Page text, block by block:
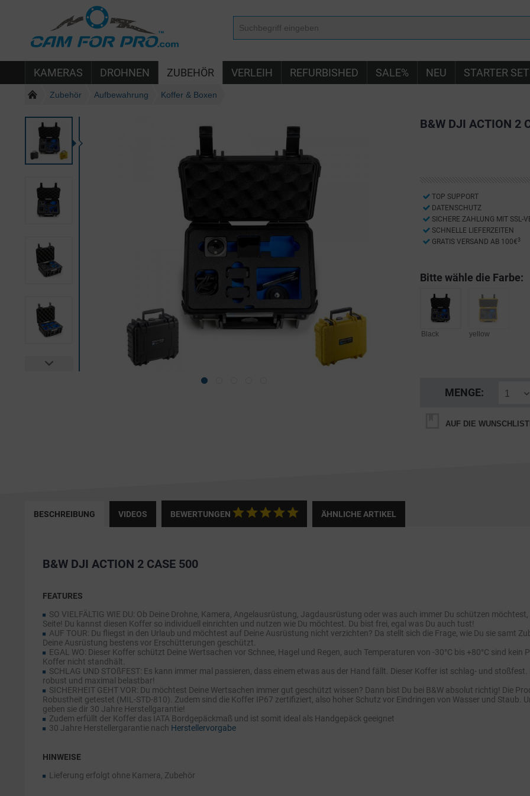
KAMERAS DROHNEN ZUBEHÖR VERLEIH REFURBISHED SALE% NEU STARTER
Zubehör Aufbewahrung Koffer & Boxen
B&W DJI ACTION 2
TOP SUPPORT
DATENSCHUTZ
SICHERE ZAHLUNG MIT SSL-
SCHNELLE LIEFERZEITEN
GRATIS VERSAND AB 100€ 3
Bitte wähle die Farbe:
Black yellow
MENGE:
AUF DIE
BESCHREIBUNG VIDEOS BEWERTUNGEN ÄHNLICHE ARTIKEL
B&W DJI ACTION 2 CASE 500
FEATURES
SO VIELFÄLTIG WIE DU: Ob Deine Drohne, Kamera, Angelausrüstung, Jagdausrüstung oder was auch immer Du schützen
Seite! Du kannst diesen Koffer so individuell einrichten und nutzen wie Du möchtest. Du bist frei, egal was Du auch tust!
AUF TOUR: Du fliegst in den Urlaub und möchtest auf Deine Ausrüstung nicht verzichten? Da stellt sich die Frage, wie Du sie samt
Deine Ausrüstung bestens vor Erschütterungen geschützt.
EGAL WO: Dieser Koffer schützt Deine Wertsachen vor Schnee, Hagel und Regen, auch Temperaturen von -30°C bis +80°C sind
Koffer nicht standhält.
SCHLAG UND STOßFEST: Es kann immer mal passieren, dass einem etwas aus der Hand fällt. Dieser Koffer ist schlag- und
robust und maximal belastbar!
SICHERHEIT GEHT VOR: Du möchtest Deine Wertsachen immer gut geschützt wissen? Dann bist Du bei B&W absolut richtig! Die
Robustheit getestet (MIL-STD-810). Zudem sind die Koffer IP67 zertifiziert, also hoher Schutz vor Eindringen von Wasser und Staub.
geben sie dir 30 Jahre Herstellgarantie!
Zudem erfüllt der Koffer das IATA Bordgepäckmaß und ist somit ideal als Handgepäck geeignet
30 Jahre Herstellergarantie nach Herstellervorgabe
HINWEISE
Lieferung erfolgt ohne Kamera, Zubehör